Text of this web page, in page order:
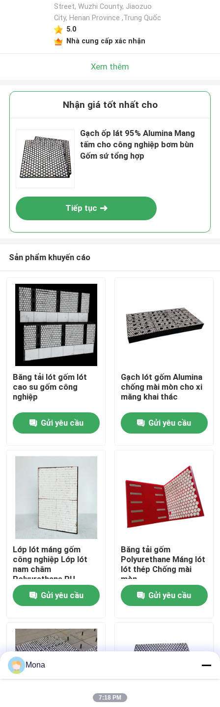
Nhà
Về chúng tôi
Tham quan nhà máy
Kiểm soát chất lượng
Liên hệ chúng tôi
Tin tức
Lớp lót gốm
Lớp lót gốm Alumina
Street, Wuzhi County, Jiaozuo
City, Henan Province ,Trung Quốc
5.0
Nhà cung cấp xác nhận
Xem thêm
Nhận giá tốt nhất cho
Gạch ốp lát 95% Alumina Mang
tấm cho công nghiệp bơm bùn
Gốm sứ tổng hợp
Tiếp tục
Sản phẩm khuyến cáo
Băng tải lót gốm lót
cao su gốm công
nghiệp
Gửi yêu cầu
Gạch lót gốm Alumina
chống mài mòn cho xi
măng khai thác
Gửi yêu cầu
Lớp lót máng gốm
công nghiệp Lớp lót
nam châm
Polyurethane PU
Gửi yêu cầu
Băng tải gốm
Polyurethane Máng lót
lót thép Chống mài
mòn
Gửi yêu cầu
Mona
7:18 PM